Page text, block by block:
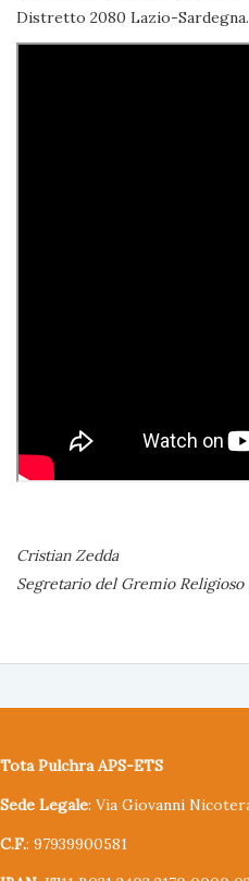
Distretto 2080 Lazio-Sardegna.
Cristian Zedda
Segretario del Gremio Religioso
Tota Pulchra APS-ETS
Sede Legale: Via Giovanni
C.F.: 97939900581